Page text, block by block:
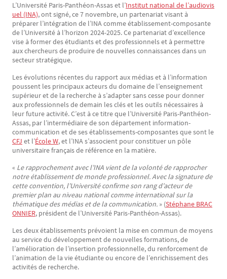
Texte
L’Université Paris-Panthéon-Assas et l’Institut national de l’audiovis
uel (INA), ont signé, ce 7 novembre, un partenariat visant à
préparer l’intégration de l’INA comme établissement-composante
de l’Université à l’horizon 2024-2025. Ce partenariat d’excellence
vise à former des étudiants et des professionnels et à permettre
aux chercheurs de produire de nouvelles connaissances dans un
secteur stratégique.
Les évolutions récentes du rapport aux médias et à l’information
poussent les principaux acteurs du domaine de l’enseignement
supérieur et de la recherche à s’adapter sans cesse pour donner
aux professionnels de demain les clés et les outils nécessaires à
leur future activité. C’est à ce titre que l’Université Paris-Panthéon-
Assas, par l’intermédiaire de son département information-
communication et de ses établissements-composantes que sont le
CFJ et l’École W, et l’INA s’associent pour constituer un pôle
universitaire français de référence en la matière.
« Le rapprochement avec l’INA vient de la volonté de rapprocher
notre établissement de monde professionnel. Avec la signature de
cette convention, l’Université confirme son rang d’acteur de
premier plan au niveau national comme international sur la
thématique des médias et de la communication. » (Stéphane BRAC
ONNIER, président de l’Université Paris-Panthéon-Assas).
Les deux établissements prévoient la mise en commun de moyens
au service du développement de nouvelles formations, de
l’amélioration de l’insertion professionnelle, du renforcement de
l’animation de la vie étudiante ou encore de l’enrichissement des
activités de recherche.